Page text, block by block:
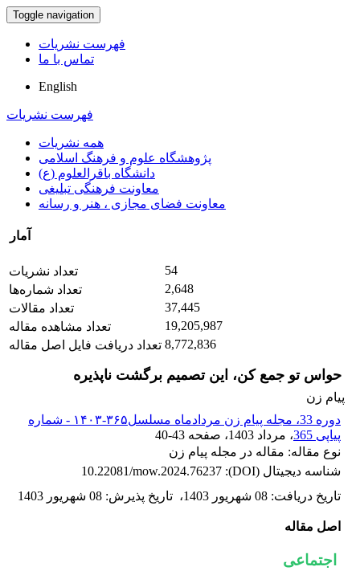
Toggle navigation
فهرست نشریات
تماس با ما
English
فهرست نشریات
همه نشریات
پژوهشگاه علوم و فرهنگ اسلامی
دانشگاه باقرالعلوم (ع)
معاونت فرهنگی تبلیغی
معاونت فضای مجازی ، هنر و رسانه
آمار
تعداد نشریات
54
تعداد شماره‌ها
2,648
تعداد مقالات
37,445
تعداد مشاهده مقاله
19,205,987
تعداد دریافت فایل اصل مقاله 8,772,836
حواس تو جمع کن، این تصمیم برگشت ناپذیره
پیام زن
دوره 33، مجله پیام زن مردادماه مسلسل۳۶۵-۱۴۰۳ - شماره
پیاپی 365
، مرداد 1403 ، صفحه 40-43
نوع مقاله: مقاله در مجله پیام زن
شناسه دیجیتال (DOI):
10.22081/mow.2024.76237
تاریخ دریافت: 08 شهریور 1403 ، تاریخ پذیرش: 08 شهریور 1403
اصل مقاله
اجتماعی